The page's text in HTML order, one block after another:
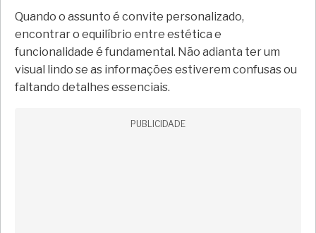
Quando o assunto é convite personalizado,
encontrar o equilíbrio entre estética e
funcionalidade é fundamental. Não adianta ter um
visual lindo se as informações estiverem confusas ou
faltando detalhes essenciais.
PUBLICIDADE